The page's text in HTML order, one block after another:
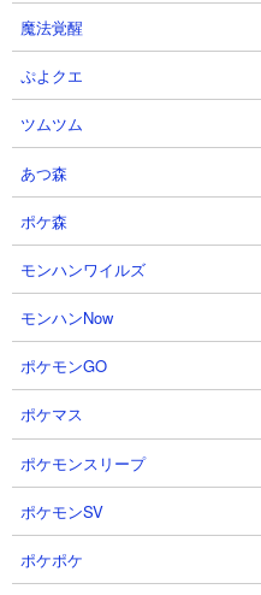
３．異界にゃんこ塔29
ニャを使った無課金攻略
【出撃メンバー】
【攻略概要】
魔法覚醒
ぷよクエ
ツムツム
あつ森
ポケ森
モンハンワイルズ
モンハンNow
ポケモンGO
ポケマス
ポケモンスリープ
ポケモンSV
ポケポケ